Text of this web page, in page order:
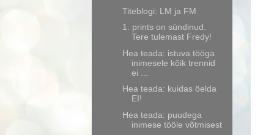
Titeblogi: LM ja FM
1. prints on sündinud.
Tere tulemast Fredy!
Hea teada: istuva tööga
inimesele kõik trennid
ei ...
Hea teada: kuidas öelda
EI!
Hea teada: puudega
inimese tööle võtmisest